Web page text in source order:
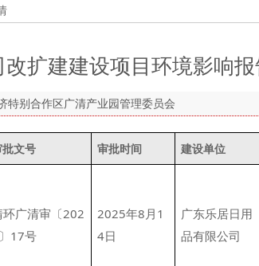
扩建建设项目环境影响
特别合作区广清产业园管理委员会
文号 审批时间 建设单位
环广清审〔202
17号
2025年8月1
4日
广东乐居日用
品有限公司